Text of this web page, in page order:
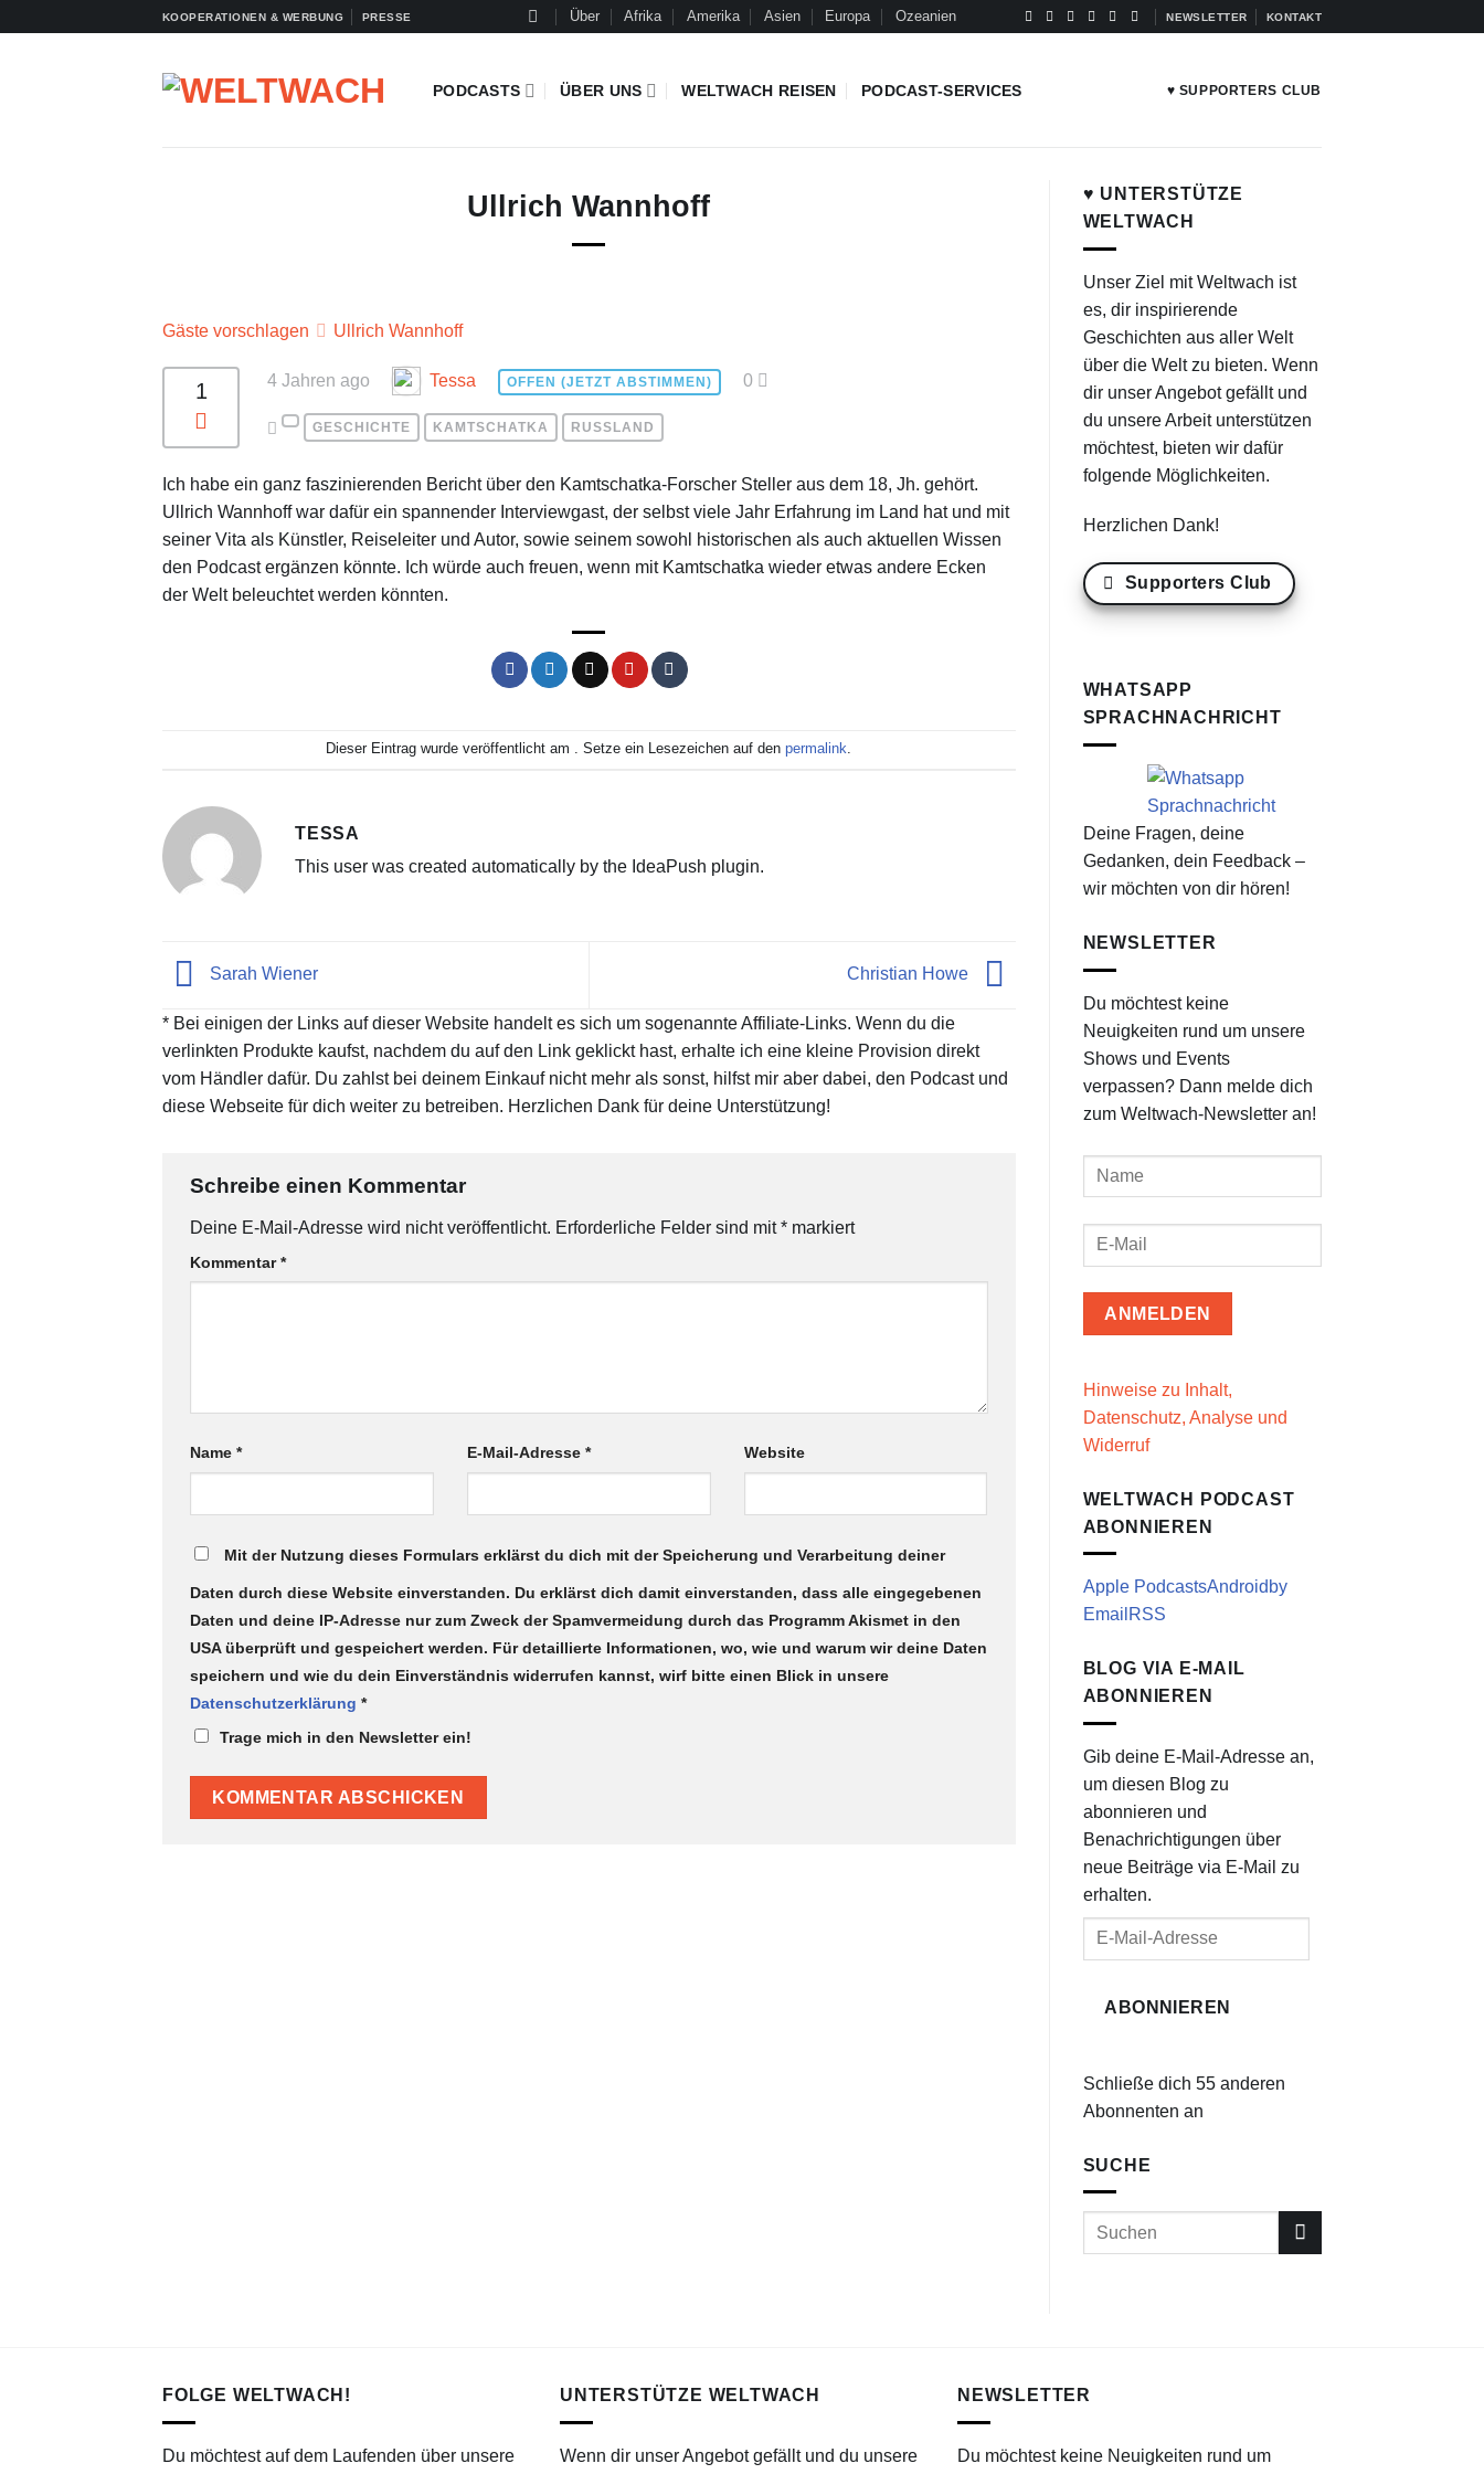
KOOPERATIONEN & WERBUNG PRESSE Über Afrika Amerika Asien Europa Ozeanien NEWSLETTER KONTAKT
PODCASTS ÜBER UNS WELTWACH REISEN PODCAST-SERVICES ♥ SUPPORTERS CLUB
Ullrich Wannhoff
Gäste vorschlagen Ullrich Wannhoff
1 4 Jahren ago Tessa OFFEN (JETZT ABSTIMMEN) 0
GESCHICHTE KAMTSCHATKA RUSSLAND
Ich habe ein ganz faszinierenden Bericht über den Kamtschatka-Forscher Steller aus dem 18, Jh. gehört.
Ullrich Wannhoff war dafür ein spannender Interviewgast, der selbst viele Jahr Erfahrung im Land hat und mit
seiner Vita als Künstler, Reiseleiter und Autor, sowie seinem sowohl historischen als auch aktuellen Wissen
den Podcast ergänzen könnte. Ich würde auch freuen, wenn mit Kamtschatka wieder etwas andere Ecken
der Welt beleuchtet werden könnten.
Dieser Eintrag wurde veröffentlicht am . Setze ein Lesezeichen auf denpermalink
TESSA
This user was created automatically by the IdeaPush plugin.
Sarah Wiener Christian Howe
* Bei einigen der Links auf dieser Website handelt es sich um sogenannte Affiliate-Links. Wenn du die
verlinkten Produkte kaufst, nachdem du auf den Link geklickt hast, erhalte ich eine kleine Provision direkt
vom Händler dafür. Du zahlst bei deinem Einkauf nicht mehr als sonst, hilfst mir aber dabei, den Podcast und
diese Webseite für dich weiter zu betreiben. Herzlichen Dank für deine Unterstützung!
Schreibe einen Kommentar
Deine E-Mail-Adresse wird nicht veröffentlicht. Erforderliche Felder sind mit* markiert
Kommentar*
Name * E-Mail-Adresse * Website
Mit der Nutzung dieses Formulars erklärst du dich mit der Speicherung und Verarbeitung deiner
Daten durch diese Website einverstanden. Du erklärst dich damit einverstanden, dass alle eingegebenen
Daten und deine IP-Adresse nur zum Zweck der Spamvermeidung durch das Programm Akismet in den
USA überprüft und gespeichert werden. Für detaillierte Informationen, wo, wie und warum wir deine Daten
speichern und wie du dein Einverständnis widerrufen kannst, wirf bitte einen Blick in unsere
Datenschutzerklärung *
Trage mich in den Newsletter ein!
♥ UNTERSTÜTZE
WELTWACH
Unser Ziel mit Weltwach ist
es, dir inspirierende
Geschichten aus aller Welt
über die Welt zu bieten. Wenn
dir unser Angebot gefällt und
du unsere Arbeit unterstützen
möchtest, bieten wir dafür
folgende Möglichkeiten.
Herzlichen Dank!
Supporters Club
WHATSAPP
SPRACHNACHRICHT
Deine Fragen, deine
Gedanken, dein Feedback –
wir möchten von dir hören!
NEWSLETTER
Du möchtest keine
Neuigkeiten rund um unsere
Shows und Events
verpassen? Dann melde dich
zum Weltwach-Newsletter an!
Hinweise zu Inhalt,
Datenschutz, Analyse und
Widerruf
WELTWACH PODCAST
ABONNIEREN
Apple PodcastsAndroid by
Email RSS
BLOG VIA E-MAIL
ABONNIEREN
Gib deine E-Mail-Adresse an,
um diesen Blog zu
abonnieren und
Benachrichtigungen über
neue Beiträge via E-Mail zu
erhalten.
ABONNIEREN
Schließe dich 55 anderen
Abonnenten an
SUCHE
FOLGE WELTWACH!
Du möchtest auf dem Laufenden über unsere
UNTERSTÜTZE WELTWACH
Wenn dir unser Angebot gefällt und du unsere
NEWSLETTER
Du möchtest keine Neuigkeiten rund um